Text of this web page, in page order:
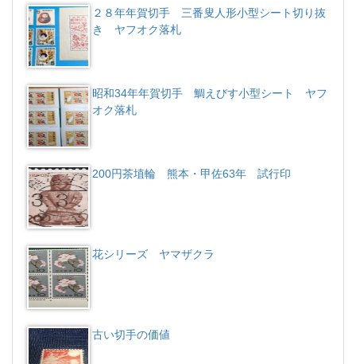
２８年年賀切手 三番叟人形小型シート切り抜
き ヤフオク落札
昭和34年年賀切手 鯛えびす小型シート ヤフ
オク落札
200円茶埴輪 熊本・甲佐63年 試行印
花シリーズ ヤマザクラ
古い切手の価値